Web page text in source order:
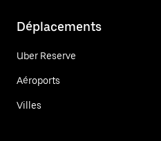
Déplacements
Uber Reserve
Aéroports
Villes